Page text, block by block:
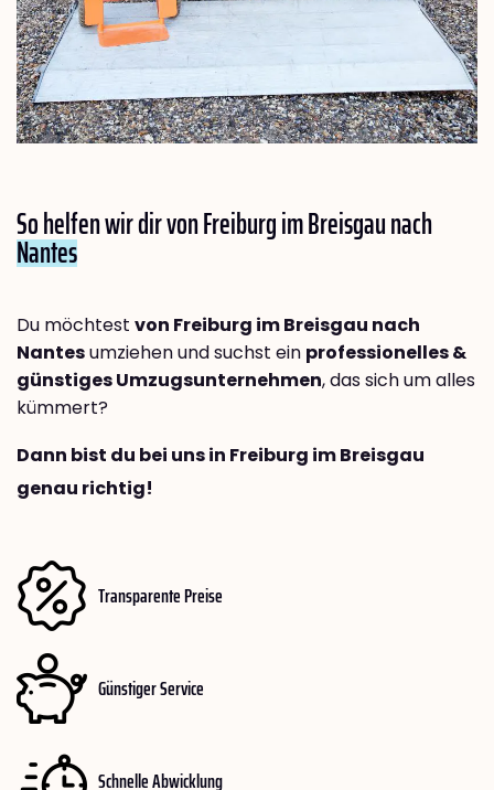
So helfen wir dir von Freiburg im Breisgau nach
Nantes
Du möchtest von Freiburg im Breisgau nach
Nantesumziehen und suchst ein professionelles &
günstiges Umzugsunternehmen, das sich um alles
kümmert?
Dann bist du bei uns in Freiburg im Breisgau
genau richtig!
Transparente Preise
Günstiger Service
Schnelle Abwicklung